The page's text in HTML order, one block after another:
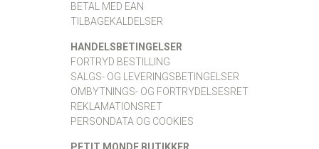
BETAL MED EAN
TILBAGEKALDELSER
HANDELSBETINGELSER
FORTRYD BESTILLING
SALGS- OG LEVERINGSBETINGELSER
OMBYTNINGS- OG FORTRYDELSESRET
REKLAMATIONSRET
PERSONDATA OG COOKIES